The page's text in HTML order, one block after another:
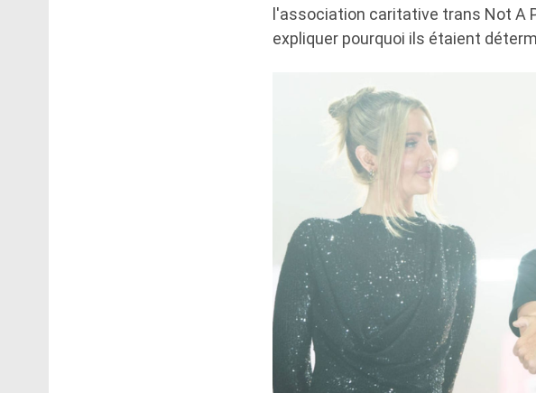
l'association caritative trans Not A
expliquer pourquoi ils étaient